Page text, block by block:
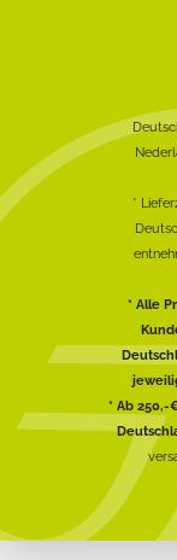
*
* Alle
* Ab 250,-